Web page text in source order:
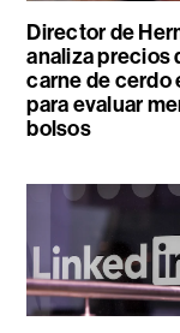
Director de
analiza precios
carne de cerdo
para evaluar
bolsos